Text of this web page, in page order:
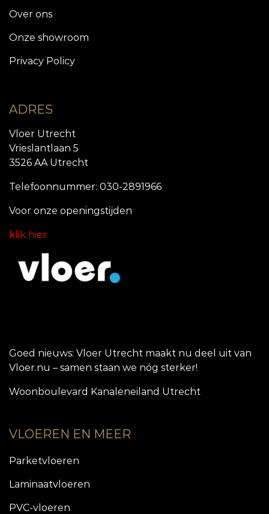
Over ons
Onze showroom
Privacy Policy
ADRES
Vloer Utrecht
Vrieslantlaan 5
3526 AA Utrecht
Telefoonnummer: 030-2891966
Voor onze openingstijden
klik hier
Goed nieuws: Vloer Utrecht maakt nu deel uit van
Vloer.nu – samen staan we nóg sterker!
Woonboulevard Kanaleneiland Utrecht
VLOEREN EN MEER
Parketvloeren
Laminaatvloeren
PVC-vloeren